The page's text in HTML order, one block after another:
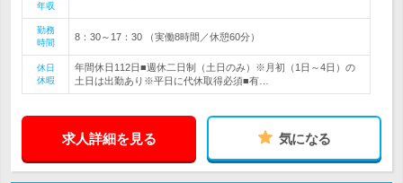
年収
勤務
時間
8：30～17：30 （実働8時間／休憩60分）
休日
休暇
年間休日112日■週休二日制（土日のみ）※月初（1日～4日）の
土日は出勤あり※平日に代休取得必須■有…
求人詳細を見る 気になる